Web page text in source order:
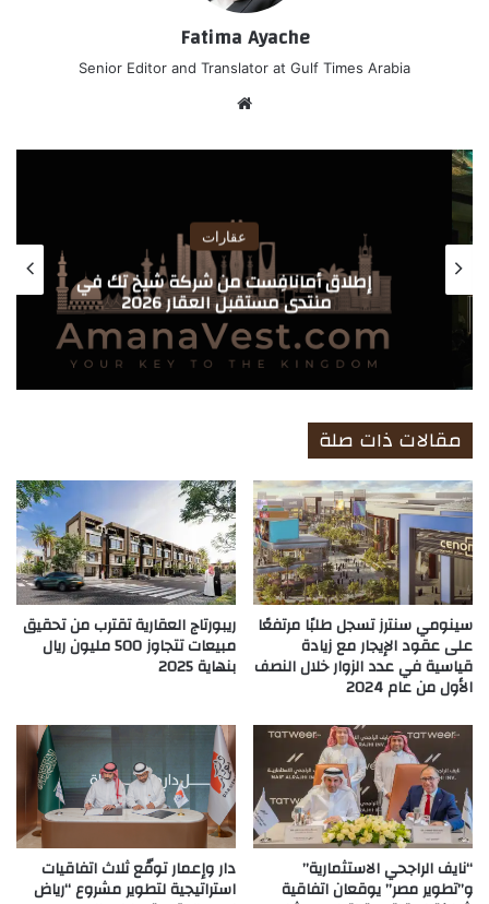
Fatima Ayache
Senior Editor and Translator at Gulf Times Arabia
الوي
عقارات
إطلاق أمانافِست من شركة شيخ تك في
منتدى مستقبل العقار 2026
مقالات ذات صلة
سينومي سنترز تسجل طلبًا مرتفعًا
على عقود الإيجار مع زيادة
قياسية في عدد الزوار خلال النصف
الأول من عام 2024
ريبورتاج العقارية تقترب من تحقيق
مبيعات تتجاوز 500 مليون ريال
بنهاية 2025
“نايف الراجحي الاستثمارية”
و”تطوير مصر” يوقعان اتفاقية
دار وإعمار توقّع ثلاث اتفاقيات
استراتيجية لتطوير مشروع “رياض